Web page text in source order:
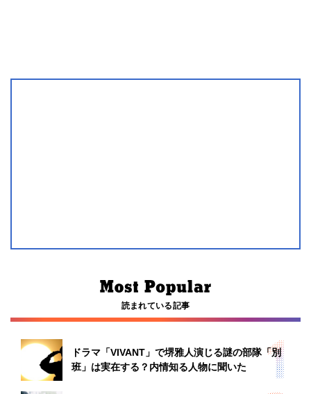
読まれている記事
ドラマ「VIVANT」で堺雅人演じる謎の部隊「別
班」は実在する？内情知る人物に聞いた